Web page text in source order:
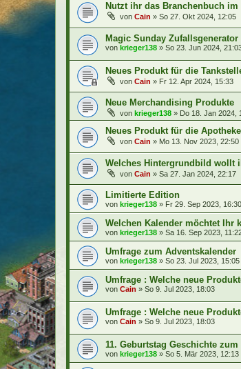
Nutzt ihr das Branchenbuch
von Cain » So 27. Okt 2024, 12:05
Magic Sunday Zufallsgenerator
von krieger138 » So 23. Jun 2024,
Neues Produkt für die
von Cain » Fr 12. Apr 2024, 15:33
Neue Merchandising Produkte
von krieger138 » Do 18. Jan 2024,
Neues Produkt für die
von Cain » Mo 13. Nov 2023, 22:50
Welches Hintergrundbild wollt
von Cain » Sa 27. Jan 2024, 22:17
Limitierte Edition
von krieger138 » Fr 29. Sep 2023, 16:30
Welchen Kalender möchtet Ihr
von krieger138 » Sa 16. Sep 2023,
Umfrage zum Adventskalender
von krieger138 » So 23. Jul 2023, 15:05
Umfrage : Welche neue
von Cain » So 9. Jul 2023, 18:03
Umfrage : Welche neue
von Cain » So 9. Jul 2023, 18:03
11. Geburtstag Geschichte
von krieger138 » So 5. Mär 2023, 12:13